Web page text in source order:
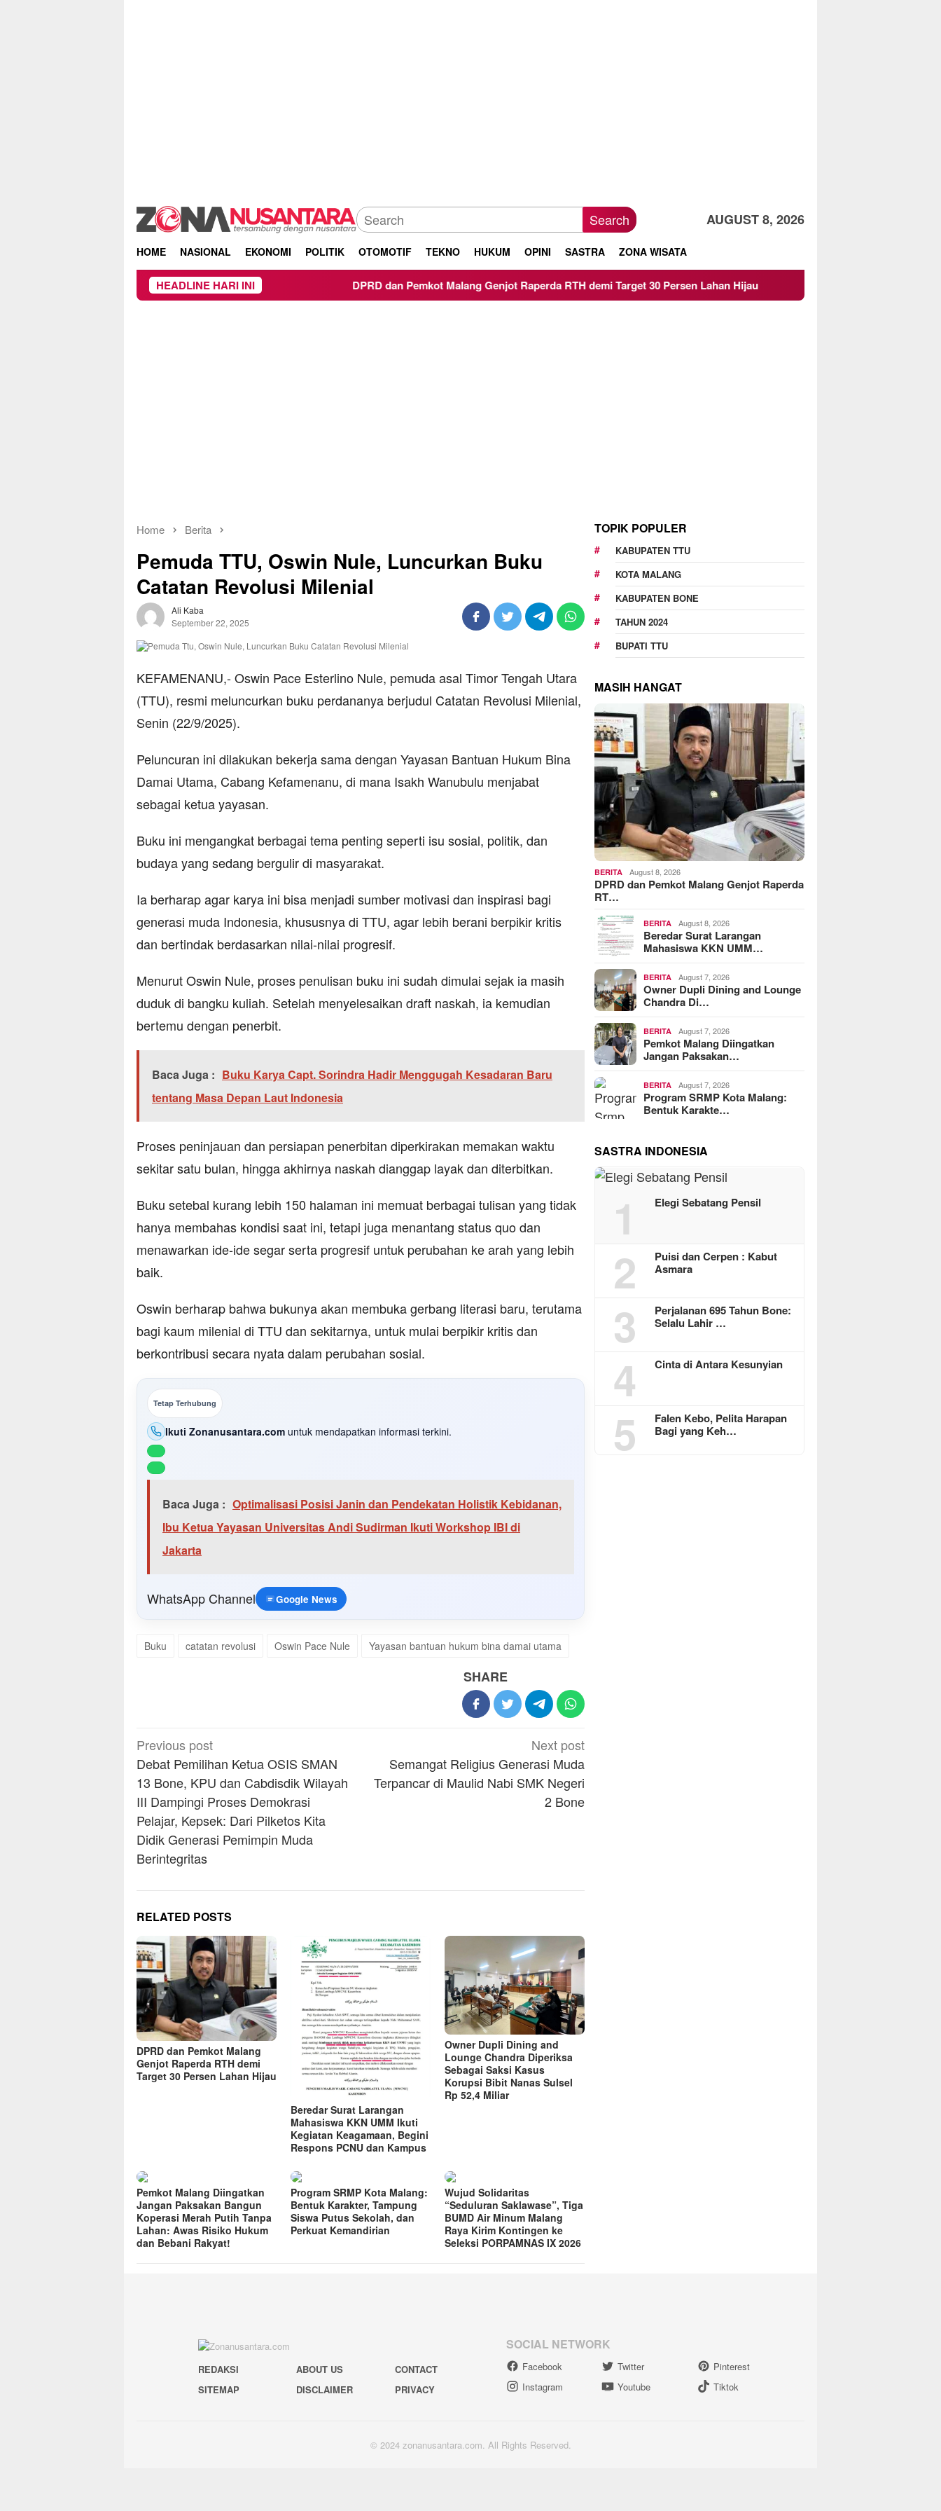
Search AUGUST 8, 2026
HOME NASIONAL EKONOMI POLITIK OTOMOTIF TEKNO HUKUM OPINI SASTRA ZONA WISATA
HEADLINE HARI INI DPRD dan Pemkot Malang Genjot Raperda RTH demi Target 30 Persen Lahan Hijau Beredar Surat Larangan Mahasiswa KKN
Home Berita
Pemuda TTU, Oswin Nule, Luncurkan Buku
Catatan Revolusi Milenial
Ali Kaba
September 22, 2025
KEFAMENANU,- Oswin Pace Esterlino Nule, pemuda asal Timor Tengah Utara
(TTU), resmi meluncurkan buku perdananya berjudul Catatan Revolusi Milenial,
Senin (22/9/2025).
Peluncuran ini dilakukan bekerja sama dengan Yayasan Bantuan Hukum Bina
Damai Utama, Cabang Kefamenanu, di mana Isakh Wanubulu menjabat
sebagai ketua yayasan.
Buku ini mengangkat berbagai tema penting seperti isu sosial, politik, dan
budaya yang sedang bergulir di masyarakat.
Ia berharap agar karya ini bisa menjadi sumber motivasi dan inspirasi bagi
generasi muda Indonesia, khususnya di TTU, agar lebih berani berpikir kritis
dan bertindak berdasarkan nilai-nilai progresif.
Menurut Oswin Nule, proses penulisan buku ini sudah dimulai sejak ia masih
duduk di bangku kuliah. Setelah menyelesaikan draft naskah, ia kemudian
bertemu dengan penerbit.
Baca Juga : Buku Karya Capt. Sorindra Hadir Menggugah Kesadaran Baru
tentang Masa Depan Laut Indonesia
Proses peninjauan dan persiapan penerbitan diperkirakan memakan waktu
sekitar satu bulan, hingga akhirnya naskah dianggap layak dan diterbitkan.
Buku setebal kurang lebih 150 halaman ini memuat berbagai tulisan yang tidak
hanya membahas kondisi saat ini, tetapi juga menantang status quo dan
menawarkan ide-ide segar serta progresif untuk perubahan ke arah yang lebih
baik.
Oswin berharap bahwa bukunya akan membuka gerbang literasi baru, terutama
bagi kaum milenial di TTU dan sekitarnya, untuk mulai berpikir kritis dan
berkontribusi secara nyata dalam perubahan sosial.
Tetap Terhubung
Ikuti Zonanusantara.com untuk mendapatkan informasi terkini.
Baca Juga : Optimalisasi Posisi Janin dan Pendekatan Holistik Kebidanan,
Ibu Ketua Yayasan Universitas Andi Sudirman Ikuti Workshop IBI di
Jakarta
WhatsApp Channel Google News
Buku catatan revolusi Oswin Pace Nule Yayasan bantuan hukum bina damai utama
SHARE
Post
navigation
Previous post
Debat Pemilihan Ketua OSIS SMAN
13 Bone, KPU dan Cabdisdik Wilayah
III Dampingi Proses Demokrasi
Pelajar, Kepsek: Dari Pilketos Kita
Didik Generasi Pemimpin Muda
Berintegritas
Next post
Semangat Religius Generasi Muda
Terpancar di Maulid Nabi SMK Negeri
2 Bone
RELATED POSTS
DPRD dan Pemkot Malang
Genjot Raperda RTH demi
Target 30 Persen Lahan Hijau
Beredar Surat Larangan
Mahasiswa KKN UMM Ikuti
Kegiatan Keagamaan, Begini
Respons PCNU dan Kampus
Owner Dupli Dining and
Lounge Chandra Diperiksa
Sebagai Saksi Kasus
Korupsi Bibit Nanas Sulsel
Rp 52,4 Miliar
Pemkot Malang Diingatkan
Jangan Paksakan Bangun
Koperasi Merah Putih Tanpa
Lahan: Awas Risiko Hukum
dan Bebani Rakyat!
Program SRMP Kota Malang:
Bentuk Karakter, Tampung
Siswa Putus Sekolah, dan
Perkuat Kemandirian
Wujud Solidaritas
“Seduluran Saklawase”, Tiga
BUMD Air Minum Malang
Raya Kirim Kontingen ke
Seleksi PORPAMNAS IX 2026
TOPIK POPULER
KABUPATEN TTU
KOTA MALANG
KABUPATEN BONE
TAHUN 2024
BUPATI TTU
MASIH HANGAT
BERITA August 8, 2026
DPRD dan Pemkot Malang Genjot Raperda
RT…
BERITA August 8, 2026
Beredar Surat Larangan
Mahasiswa KKN UMM…
BERITA August 7, 2026
Owner Dupli Dining and Lounge
Chandra Di…
BERITA August 7, 2026
Pemkot Malang Diingatkan
Jangan Paksakan…
BERITA August 7, 2026
Program SRMP Kota Malang:
Bentuk Karakte…
SASTRA INDONESIA
1 Elegi Sebatang Pensil
2
Puisi dan Cerpen : Kabut
Asmara
3
Perjalanan 695 Tahun Bone:
Selalu Lahir …
4 Cinta di Antara Kesunyian
5
Falen Kebo, Pelita Harapan
Bagi yang Keh…
REDAKSI ABOUT US
CONTACT
SITEMAP
DISCLAIMER PRIVACY
SOCIAL NETWORK
Facebook Twitter
Pinterest
Instagram
Youtube Tiktok
© 2024 zonanusantara.com. All Rights Reserved.